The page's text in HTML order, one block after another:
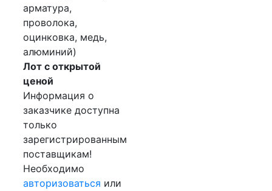
арматура,
проволока,
оцинковка, медь,
алюминий)
Лот с открытой
ценой
Информация о
заказчике доступна
только
зарегистрированным
поставщикам!
Необходимо
авторизоваться или